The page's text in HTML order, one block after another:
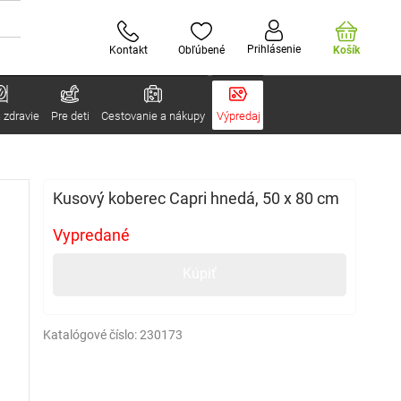
Kontakt Obľúbené Prihlásenie Košík
zdravie Pre deti Cestovanie a nákupy Výpredaj
Kusový koberec Capri hnedá, 50 x 80 cm
Vypredané
Katalógové číslo:230173